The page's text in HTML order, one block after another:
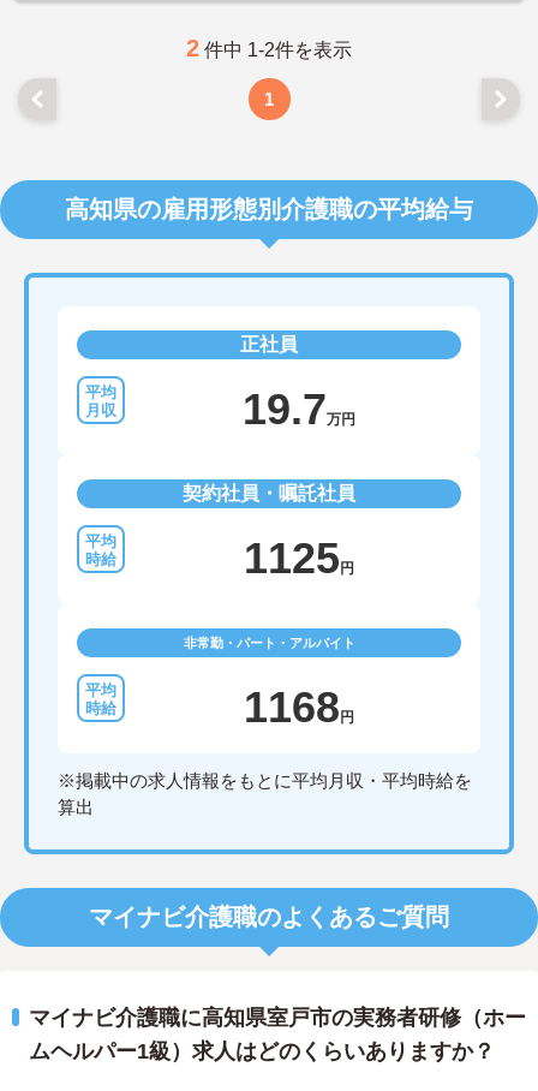
2 件中 1-2件を表示
1
高知県の雇用形態別介護職の平均給与
正社員
19.7万円
契約社員・嘱託社員
1125 円
非常勤・パート・アルバイト
1168 円
※掲載中の求人情報をもとに平均月収・平均時給を
算出
マイナビ介護職のよくあるご質問
マイナビ介護職に高知県室戸市の実務者研修（ホー
ムヘルパー1級）求人はどのくらいありますか？